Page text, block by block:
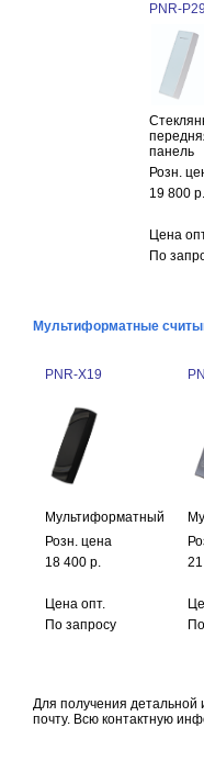
PNR-P29
панель
Розн.
19 800 р.
Цена
По
Мультиформатные
PNR-X19
Мультиформатный
Розн. цена
18 400 р.
Цена опт.
По запросу
Для получения
почту. Всю контактную